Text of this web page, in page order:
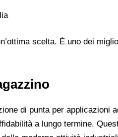
scelta. È uno dei
di punta per applicazioni
a lungo termine.